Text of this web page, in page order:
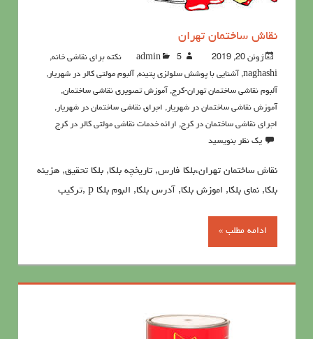
نقاش ساختمان تهران
ژوئن 20, 2019 admin 5نکته برای نقاشی خانه
,
naghashi
, آشنايي با پوشش سلولزي پتينه, آلبوم مولتی کالر در شهریار,
آلبوم نقاشی ساختمان تهران-کرج, آموزش تصویری نقاشی ساختمان,
آموزش نقاشی ساختمان در شهریار, اجرای نقاشی ساختمان در شهریار,
اجرای نقاشی ساختمان در کرج, ارائه خدمات نقاشی مولتی کالر در کرج
یک نظر بنویسید
نقاش ساختمان تهران،بلکا فارس, تاریخچه بلکا, بلکا تحقیق, هزینه
بلکا, نمای بلکا, اموزش بلکا, آدرس بلکا, البوم بلکا p ,ترکیب
ادامه مطلب »